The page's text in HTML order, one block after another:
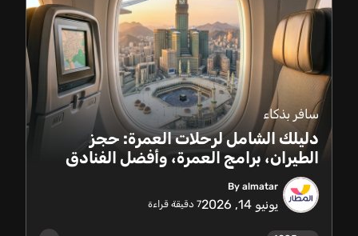
سافر بذكاء
دليلك الشامل لرحلات العمرة: حجز
الطيران، برامج العمرة، وأفضل الفنادق
By almatar
يونيو 14, 2026 7 دقيقة قراءة